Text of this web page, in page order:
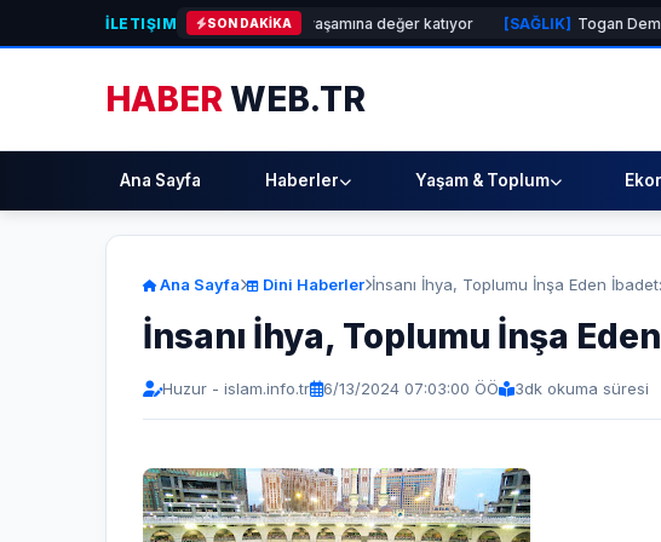
İLETIŞIM SON DAKİKA
Alt, Karşıyaka’nın kültür yaşamına değer katıyor [SAĞLIK] Togan Demircan’dan
HABERWEB.TR
Ana Sayfa Haberler Yaşam & Toplum
Ana Sayfa Dini Haberler İnsanı İhya, Toplumu İnşa Eden
İnsanı İhya, Toplumu İnşa
Huzur - islam.info.tr 6/13/2024 07:03:00 ÖÖ 3dk okuma süresi